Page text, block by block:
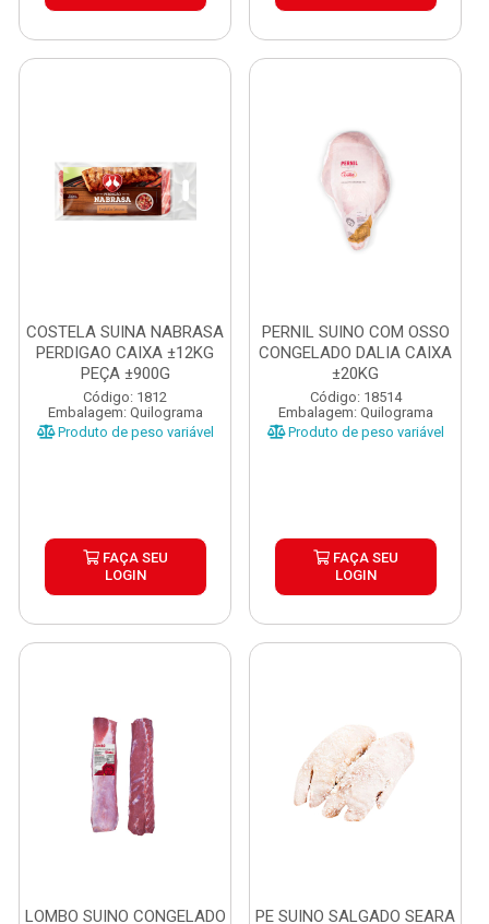
COSTELA SUINA NABRASA
PERDIGAO CAIXA ±12KG
PEÇA ±900G
Código: 1812
Embalagem: Quilograma
Produto de peso variável
FAÇA SEU
LOGIN
PERNIL SUINO COM OSSO
CONGELADO DALIA CAIXA
±20KG
Código: 18514
Embalagem: Quilograma
Produto de peso variável
FAÇA SEU
LOGIN
LOMBO SUINO CONGELADO
PE SUINO SALGADO SEARA